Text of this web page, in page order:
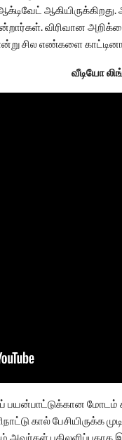
விரிவான
சில எண்களை
வீடியோ
மோடம்
கால் பேசியிருக்க
பதிலளிப்பதாக